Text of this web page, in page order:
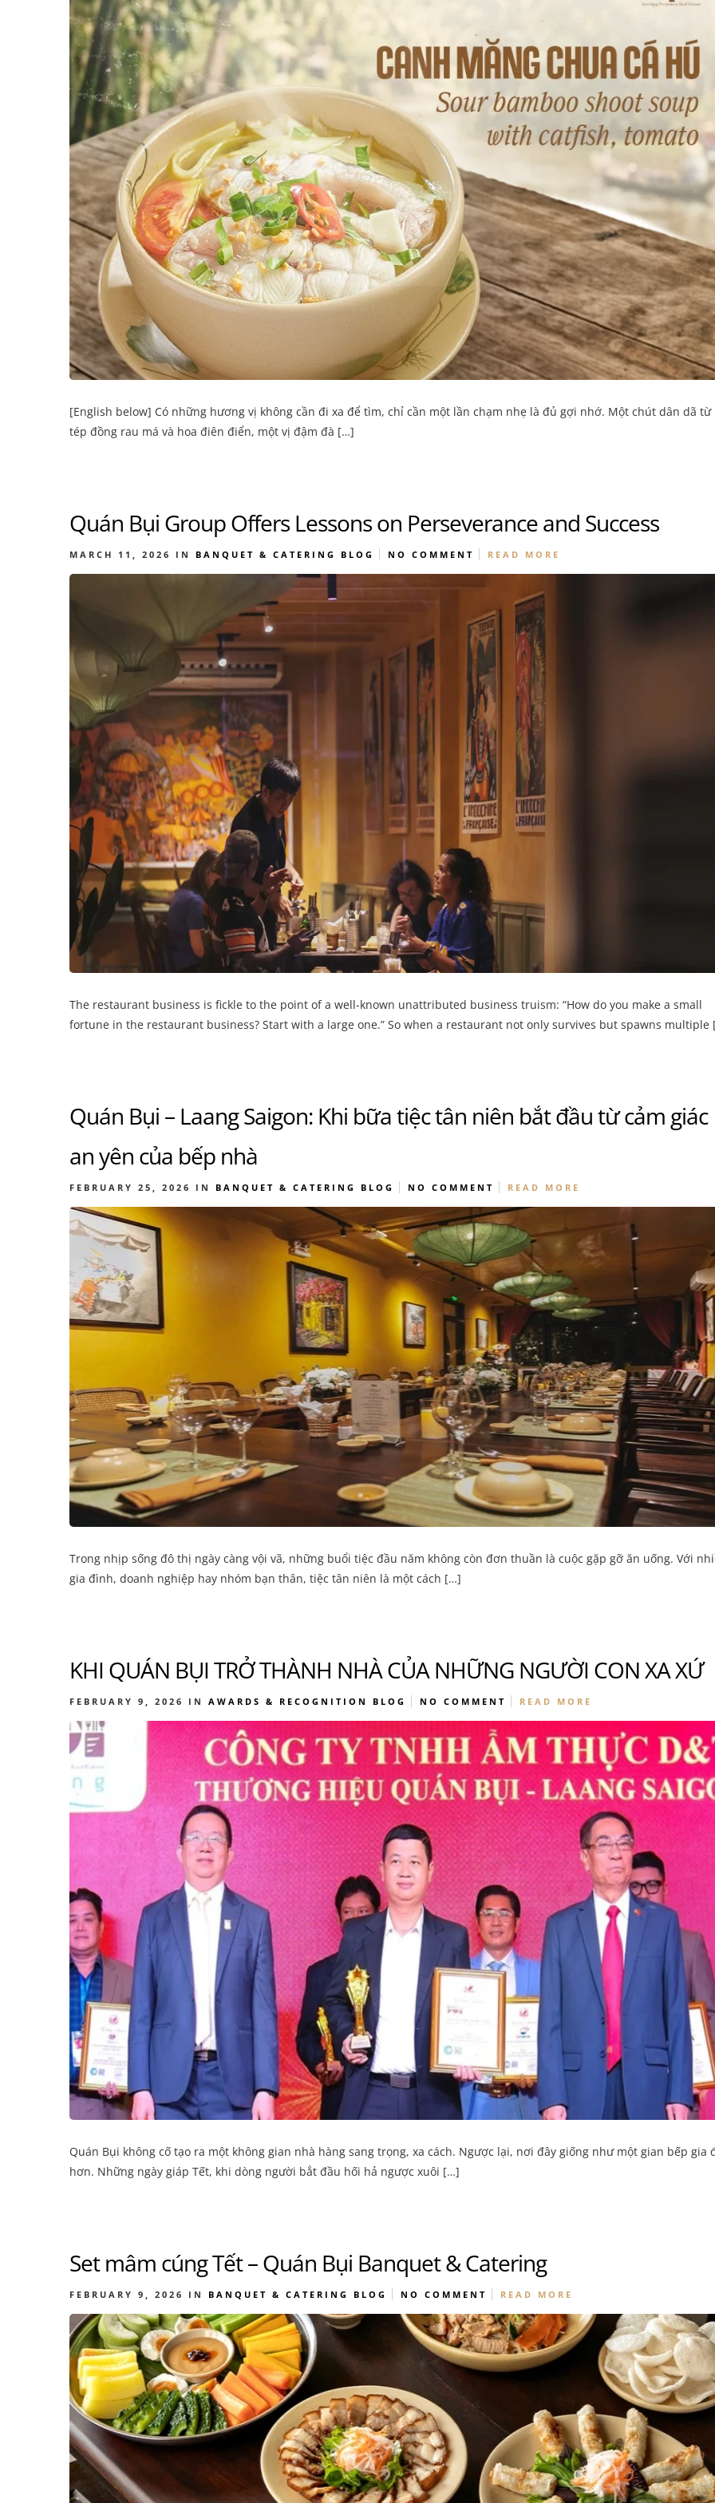
[English below] Có những hương vị không cần đi xa để tìm, chỉ cần một lần chạm nhẹ là đủ gợi nhớ. Một chút dân dã từ
tép đồng rau má và hoa điên điển, một vị đậm đà […]
Quán Bụi Group Offers Lessons on Perseverance and Success
MARCH 11, 2026 IN BANQUET & CATERING BLOG NO COMMENT READ MORE
The restaurant business is fickle to the point of a well-known unattributed business truism: “How do you make a small
fortune in the restaurant business? Start with a large one.” So when a restaurant not only survives but spawns
Quán Bụi – Laang Saigon: Khi bữa tiệc tân niên bắt đầu từ cảm giác
an yên của bếp nhà
FEBRUARY 25, 2026 IN BANQUET & CATERING BLOG NO COMMENT READ MORE
Trong nhịp sống đô thị ngày càng vội vã, những buổi tiệc đầu năm không còn đơn thuần là cuộc gặp gỡ ăn uống. Với
gia đình, doanh nghiệp hay nhóm bạn thân, tiệc tân niên là một cách […]
KHI QUÁN BỤI TRỞ THÀNH NHÀ CỦA NHỮNG NGƯỜI CON XA XỨ
FEBRUARY 9, 2026 IN AWARDS & RECOGNITION BLOG NO COMMENT READ MORE
Quán Bụi không cố tạo ra một không gian nhà hàng sang trọng, xa cách. Ngược lại, nơi đây giống như một gian bếp gia
hơn. Những ngày giáp Tết, khi dòng người bắt đầu hối hả ngược xuôi […]
Set mâm cúng Tết – Quán Bụi Banquet & Catering
FEBRUARY 9, 2026 IN BANQUET & CATERING BLOG NO COMMENT READ MORE